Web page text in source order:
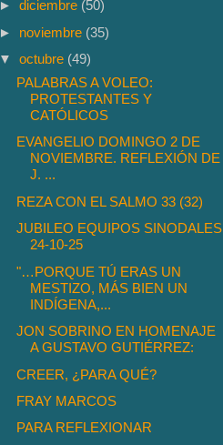
►diciembre (50)
► noviembre (35)
▼octubre (49)
PALABRAS A VOLEO:
PROTESTANTES Y
CATÓLICOS
EVANGELIO DOMINGO 2 DE
NOVIEMBRE. REFLEXIÓN DE
J. ...
REZA CON EL SALMO 33 (32)
JUBILEO EQUIPOS SINODALES
24-10-25
"…PORQUE TÚ ERAS UN
MESTIZO, MÁS BIEN UN
INDÍGENA,...
JON SOBRINO EN HOMENAJE
A GUSTAVO GUTIÉRREZ:
CREER, ¿PARA QUÉ?
FRAY MARCOS
PARA REFLEXIONAR